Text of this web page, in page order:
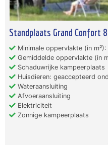
Standplaats Grand Confort
Minimale oppervlakte (in
Gemiddelde oppervlakte (in
Schaduwrijke kampeerplaats
Huisdieren: geaccepteerd
Wateraansluiting
Afvoeraansluiting
Elektriciteit
Zonnige kampeerplaats